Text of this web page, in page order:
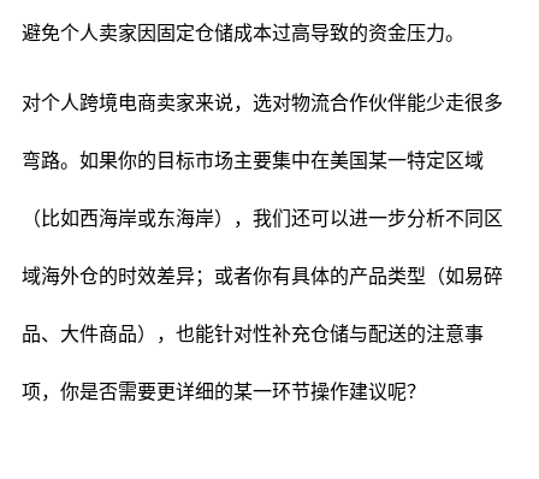
避免个人卖家因固定仓储成本过高导致的资金压力。
对个人跨境电商卖家来说，选对物流合作伙伴能少走很多
弯路。如果你的目标市场主要集中在美国某一特定区域
（比如西海岸或东海岸），我们还可以进一步分析不同区
域海外仓的时效差异；或者你有具体的产品类型（如易碎
品、大件商品），也能针对性补充仓储与配送的注意事
项，你是否需要更详细的某一环节操作建议呢？